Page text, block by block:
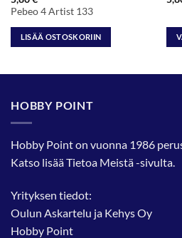
Pebeo 4 Artist 133
LISÄÄ OSTOSKORIIN
HOBBY POINT
Hobby Point on vuonna 1986
Katso lisääTietoa Meistä-sivulta.
Yrityksen tiedot:
Oulun Askartelu ja Kehys Oy
Hobby Point